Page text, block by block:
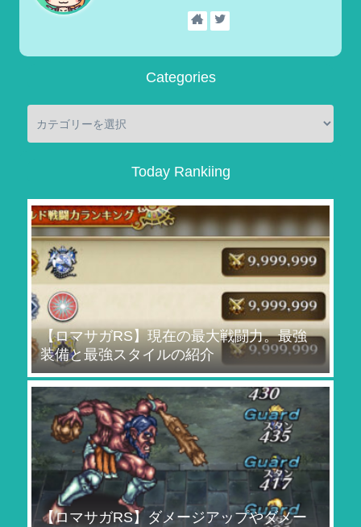
Categories
Today Rankiing
【ロマサガRS】現在の最大戦闘力。最強
装備と最強スタイルの紹介
【ロマサガRS】ダメージアップやダメー